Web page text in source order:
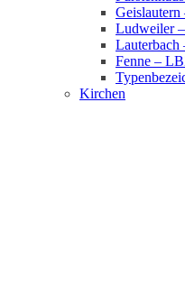
Ludweiler
Fenne –
Kirchen